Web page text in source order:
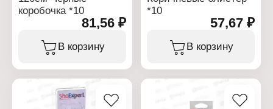
коробочка *10
81,56 ₽
В корзину
*10
57,67 ₽
В корзину